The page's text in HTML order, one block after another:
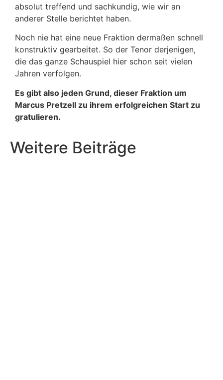
absolut treffend und sachkundig, wie wir an
anderer Stelle berichtet haben.
Noch nie hat eine neue Fraktion dermaßen schnell
konstruktiv gearbeitet. So der Tenor derjenigen,
die das ganze Schauspiel hier schon seit vielen
Jahren verfolgen.
Es gibt also jeden Grund, dieser Fraktion um
Marcus Pretzell zu ihrem erfolgreichen Start zu
gratulieren.
Weitere Beiträge